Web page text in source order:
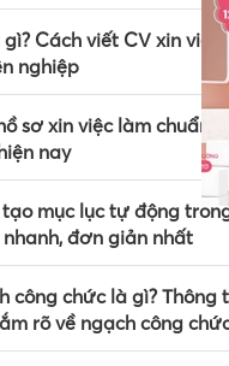
Cách viết CV xin việc
nghiệp
sơ xin việc làm chuẩn
nay
mục lục tự động
đơn giản nhất
công chức là gì? Thông
rõ về ngạch công